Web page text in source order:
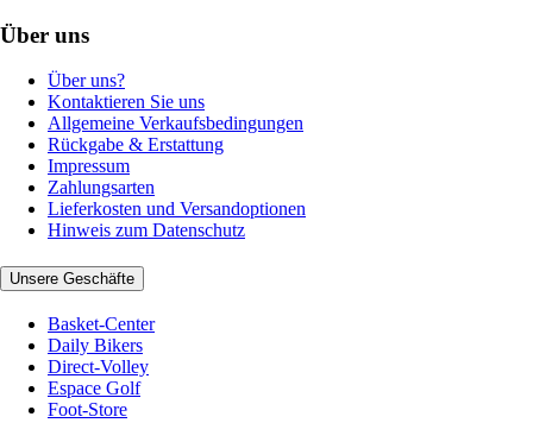
Über uns
Über uns?
Kontaktieren Sie uns
Allgemeine Verkaufsbedingungen
Rückgabe & Erstattung
Impressum
Zahlungsarten
Lieferkosten und Versandoptionen
Hinweis zum Datenschutz
Unsere Geschäfte
Basket-Center
Daily Bikers
Direct-Volley
Espace Golf
Foot-Store